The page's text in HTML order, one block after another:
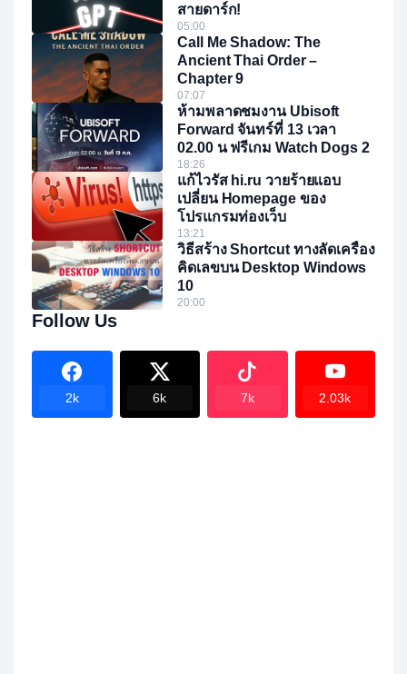
สายดาร์ก!
05:00
Call Me Shadow: The
Ancient Thai Order –
Chapter 9
07:07
ห้ามพลาดชมงาน Ubisoft
Forward จันทร์ที่ 13 เวลา
02.00 น ฟรีเกม Watch Dogs 2
18:26
แก้ไวรัส hi.ru วายร้ายแอบ
เปลี่ยน Homepage ของ
โปรแกรมท่องเว็บ
13:21
วิธีสร้าง Shortcut ทางลัดเครื่อง
คิดเลขบน Desktop Windows
10
20:00
Follow Us
2k 6k 7k 2.03k